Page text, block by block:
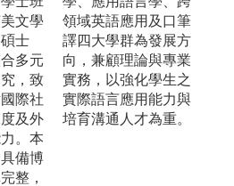
文學
士
多元
，致
際社
及外
。本
備博
整，
領域英語應用及口筆
譯四大學群為發展方
向，兼顧理論與專業
實務，以強化學生之
實際語言應用能力與
培育溝通人才為重。